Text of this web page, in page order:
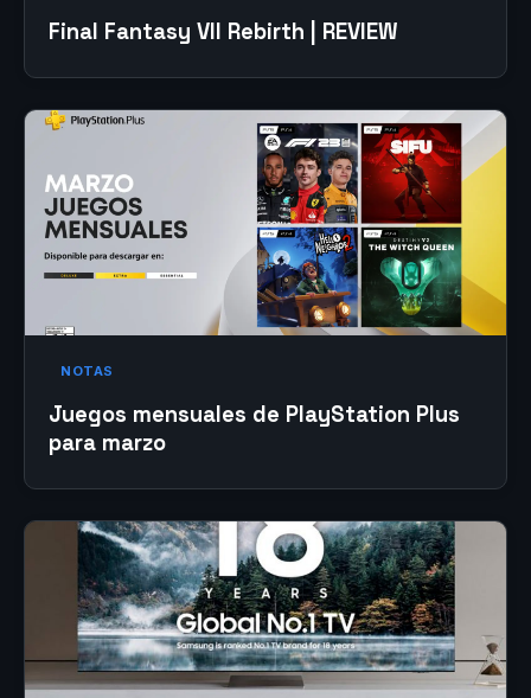
Final Fantasy VII Rebirth | REVIEW
NOTAS
Juegos mensuales de PlayStation Plus
para marzo